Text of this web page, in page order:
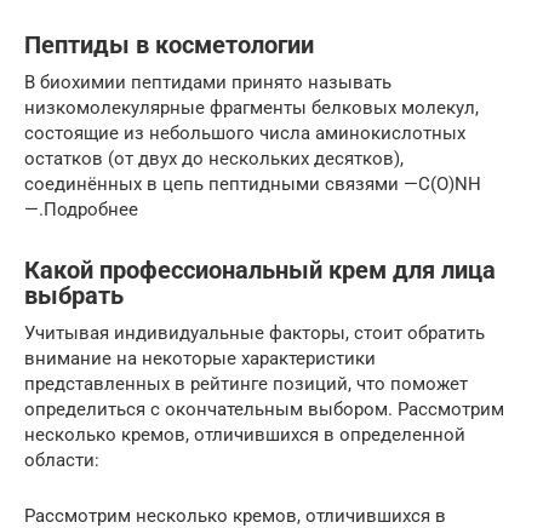
Пептиды в косметологии
В биохимии пептидами принято называть
низкомолекулярные фрагменты белковых молекул,
состоящие из небольшого числа аминокислотных
остатков (от двух до нескольких десятков),
соединённых в цепь пептидными связями —C(O)NH
—.Подробнее
Какой профессиональный крем для лица
выбрать
Учитывая индивидуальные факторы, стоит обратить
внимание на некоторые характеристики
представленных в рейтинге позиций, что поможет
определиться с окончательным выбором. Рассмотрим
несколько кремов, отличившихся в определенной
области:
Рассмотрим несколько кремов, отличившихся в